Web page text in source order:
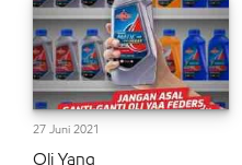
27 Juni 2021
Oli Yang